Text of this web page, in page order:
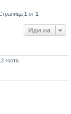
1 от 1
Иди на
госта